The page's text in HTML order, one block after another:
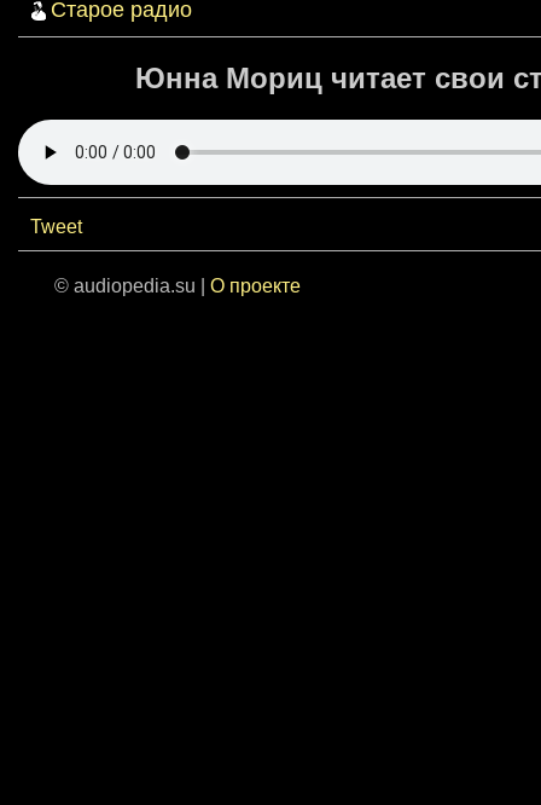
Старое радио
Юнна Мориц читает свои
Tweet
© audiopedia.su | О проекте